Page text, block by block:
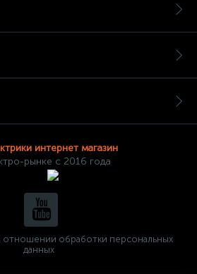
интернет магазин
рынке с 2016 года
отношении обработки персональных
данных